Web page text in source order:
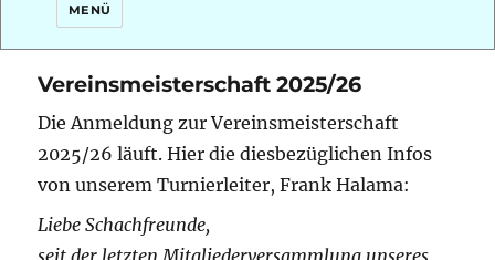
MENÜ
Vereinsmeisterschaft 2025/26
Die Anmeldung zur Vereinsmeisterschaft
2025/26 läuft. Hier die diesbezüglichen Infos
von unserem Turnierleiter, Frank Halama:
Liebe Schachfreunde,